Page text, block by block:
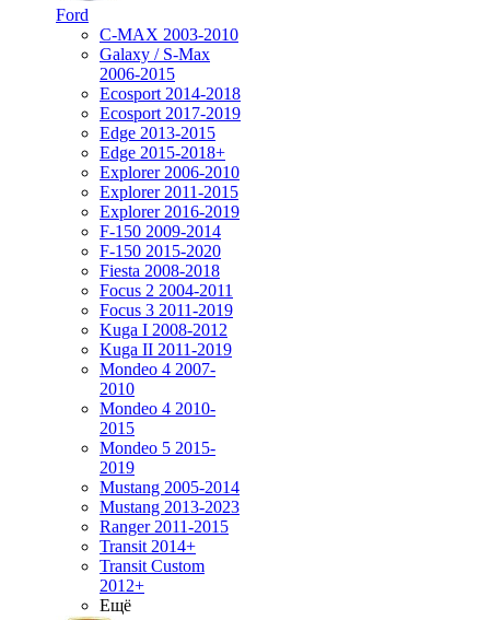
Ford
C-MAX 2003-2010
Galaxy / S-Max
2006-2015
Ecosport 2014-2018
Ecosport 2017-2019
Edge 2013-2015
Edge 2015-2018+
Explorer 2006-2010
Explorer 2011-2015
Explorer 2016-2019
F-150 2009-2014
F-150 2015-2020
Fiesta 2008-2018
Focus 2 2004-2011
Focus 3 2011-2019
Kuga I 2008-2012
Kuga II 2011-2019
Mondeo 4 2007-
2010
Mondeo 4 2010-
2015
Mondeo 5 2015-
2019
Mustang 2005-2014
Mustang 2013-2023
Ranger 2011-2015
Transit 2014+
Transit Custom
2012+
Ещё